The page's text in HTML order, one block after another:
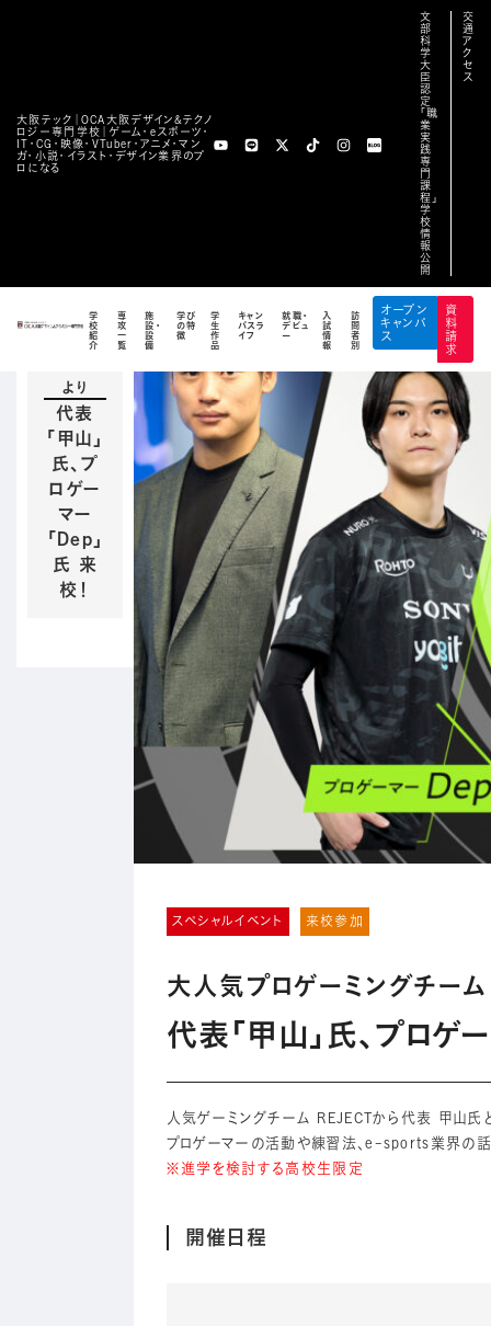
大阪テック｜OCA⼤阪デザイン&テクノ
ロジー専⾨学校｜ゲーム・eスポーツ・
IT・CG・映像・VTuber・アニメ・マン
ガ・小説・イラスト・デザイン業界のプ
ロになる
文
部
科
学
大
臣
認
定
「職
業
実
践
専
門
課
程」
学
校
情
報
公
開
交
通
ア
ク
セ
ス
学
校
紹
介
専
攻
一
覧
施
設・
設
備
学び
の特
徴
学
生
作
品
キャン
パスラ
イフ
就職・
デビュ
ー
入
試
情
報
訪
問
者
別
オープン
キャンパ
ス
資
料
請
求
大人気プロゲーミングチーム REJECTよ
り 代表「甲山」氏、プロゲーマー「Dep」氏 来校！
ロゲーミ
ングチー
より
代表
「甲山」
氏、プ
ロゲー
マー
「Dep」
氏 来
校！
スペシャルイベント 来校参加
大人気プロゲーミングチー
代表「甲山」氏、プロゲ
人気ゲーミングチーム REJECTから代表 甲山
プロゲーマーの活動や練習法、e-sports業界の話
※進学を検討する高校生限定
開催日程